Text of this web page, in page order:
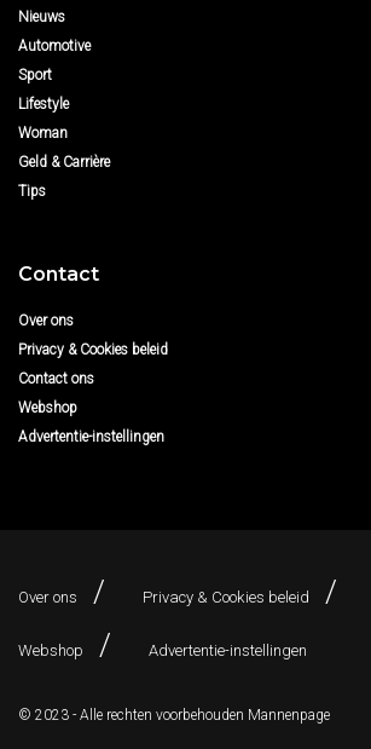
Nieuws
Automotive
Sport
Lifestyle
Woman
Geld & Carrière
Tips
Contact
Over ons
Privacy & Cookies beleid
Contact ons
Webshop
Advertentie-instellingen
Over ons Privacy & Cookies beleid
Webshop Advertentie-instellingen
© 2023 - Alle rechten voorbehouden Mannenpage